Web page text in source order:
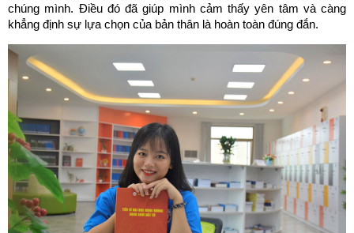
chúng mình. Điều đó đã giúp mình cảm thấy yên tâm và càng
khẳng định sự lựa chọn của bản thân là hoàn toàn đúng đắn.